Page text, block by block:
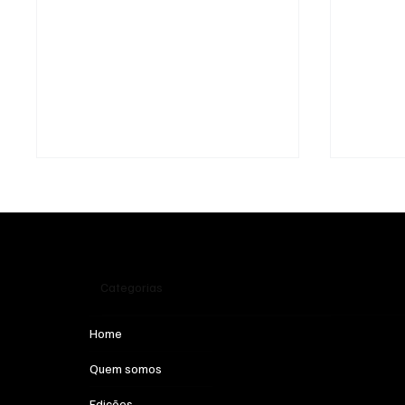
Home
Quem somos